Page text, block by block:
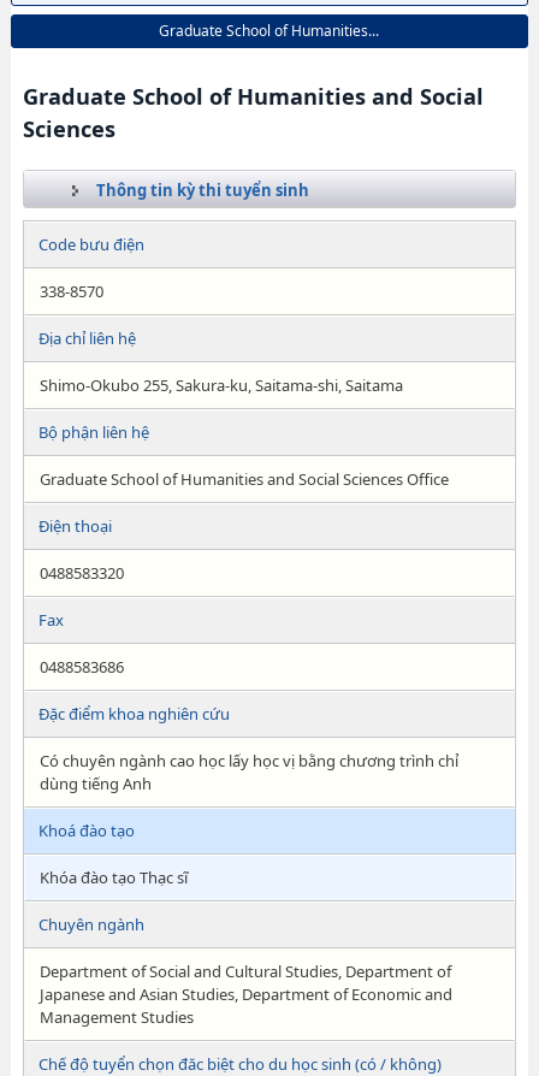
Graduate School of Humanities...
Graduate School of Humanities and Social
Sciences
Thông tin kỳ thi tuyển sinh
Code bưu điện
338-8570
Địa chỉ liên hệ
Shimo-Okubo 255, Sakura-ku, Saitama-shi, Saitama
Bộ phận liên hệ
Graduate School of Humanities and Social Sciences Office
Điện thoại
0488583320
Fax
0488583686
Đặc điểm khoa nghiên cứu
Có chuyên ngành cao học lấy học vị bằng chương trình chỉ
dùng tiếng Anh
Khoá đào tạo
Khóa đào tạo Thạc sĩ
Chuyên ngành
Department of Social and Cultural Studies, Department of
Japanese and Asian Studies, Department of Economic and
Management Studies
Chế độ tuyển chọn đăc biệt cho du học sinh (có / không)